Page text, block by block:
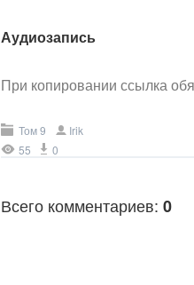
Аудиозапись
При копировании ссылка
Том 9
Irik
55
0
Всего комментариев: 0